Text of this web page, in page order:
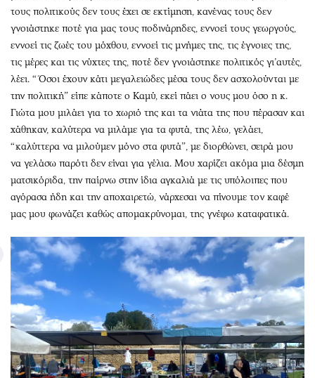
τους πολιτικούς δεν τους έχει σε εκτίμηση, κανένας τους δεν
γνοιάστηκε ποτέ για μας τους ποδινάρηδες, εννοεί τους γεωργούς,
εννοεί τις ζωές του μόχθου, εννοεί τις μνήμες της, τις έγνοιες της,
τις μέρες και τις νύχτες της, ποτέ δεν γνοιάστηκε πολιτικός γι’αυτές,
λέει. “Όσοι έχουν κάτι μεγαλειώδες μέσα τους δεν ασχολούνται με
την πολιτική” είπε κάποτε ο Καμύ, εκεί πάει ο νους μου όσο η κ.
Γιώτα μου μιλάει για το χωριό της και τα νιάτα της που πέρασαν και
χάθηκαν, καλύτερα να μιλάμε για τα φυτά, της λέω, γελάει,
“καλύττερα να μιλούμεν μόνο στα φυτά”, με διορθώνει, σειρά μου
να γελάσω παρότι δεν είναι για γέλια. Μου χαρίζει ακόμα μια δέσμη
ματσικόριδα, την παίρνω στην ίδια αγκαλιά με τις υπόλοιπες που
αγόρασα ήδη και την αποχαιρετώ, νάρχεσαι να πίνουμε τον καφέ
μας μου φωνάζει καθώς απομακρύνομαι, της γνέφω καταφατικά.